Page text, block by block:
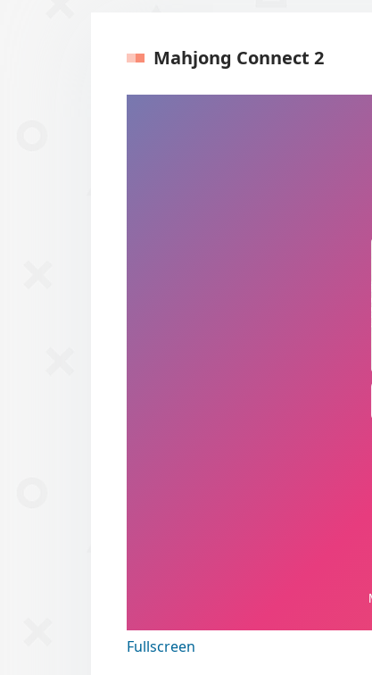
Mahjong Connect 2
Fullscreen